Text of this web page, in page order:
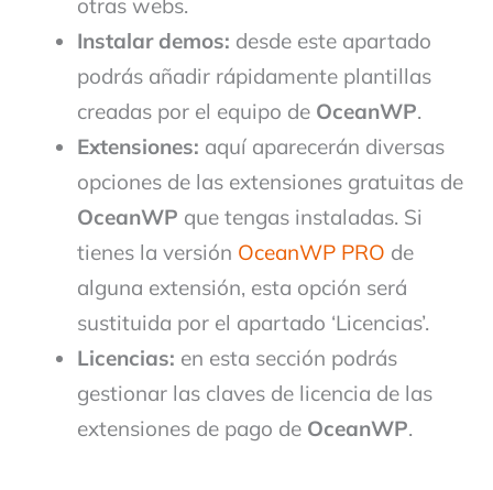
otras webs.
Instalar demos: desde este apartado
podrás añadir rápidamente plantillas
creadas por el equipo de OceanWP.
Extensiones: aquí aparecerán diversas
opciones de las extensiones gratuitas de
OceanWP que tengas instaladas. Si
tienes la versión OceanWP PRO de
alguna extensión, esta opción será
sustituida por el apartado ‘Licencias’.
Licencias: en esta sección podrás
gestionar las claves de licencia de las
extensiones de pago de OceanWP.